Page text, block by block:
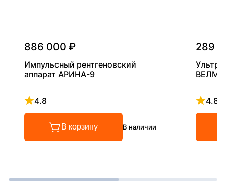
886 000 ₽
Импульсный рентгеновский
аппарат АРИНА-9
4.8
Рейтинг 4.8 из 5
В корзину В наличии
289
4.8